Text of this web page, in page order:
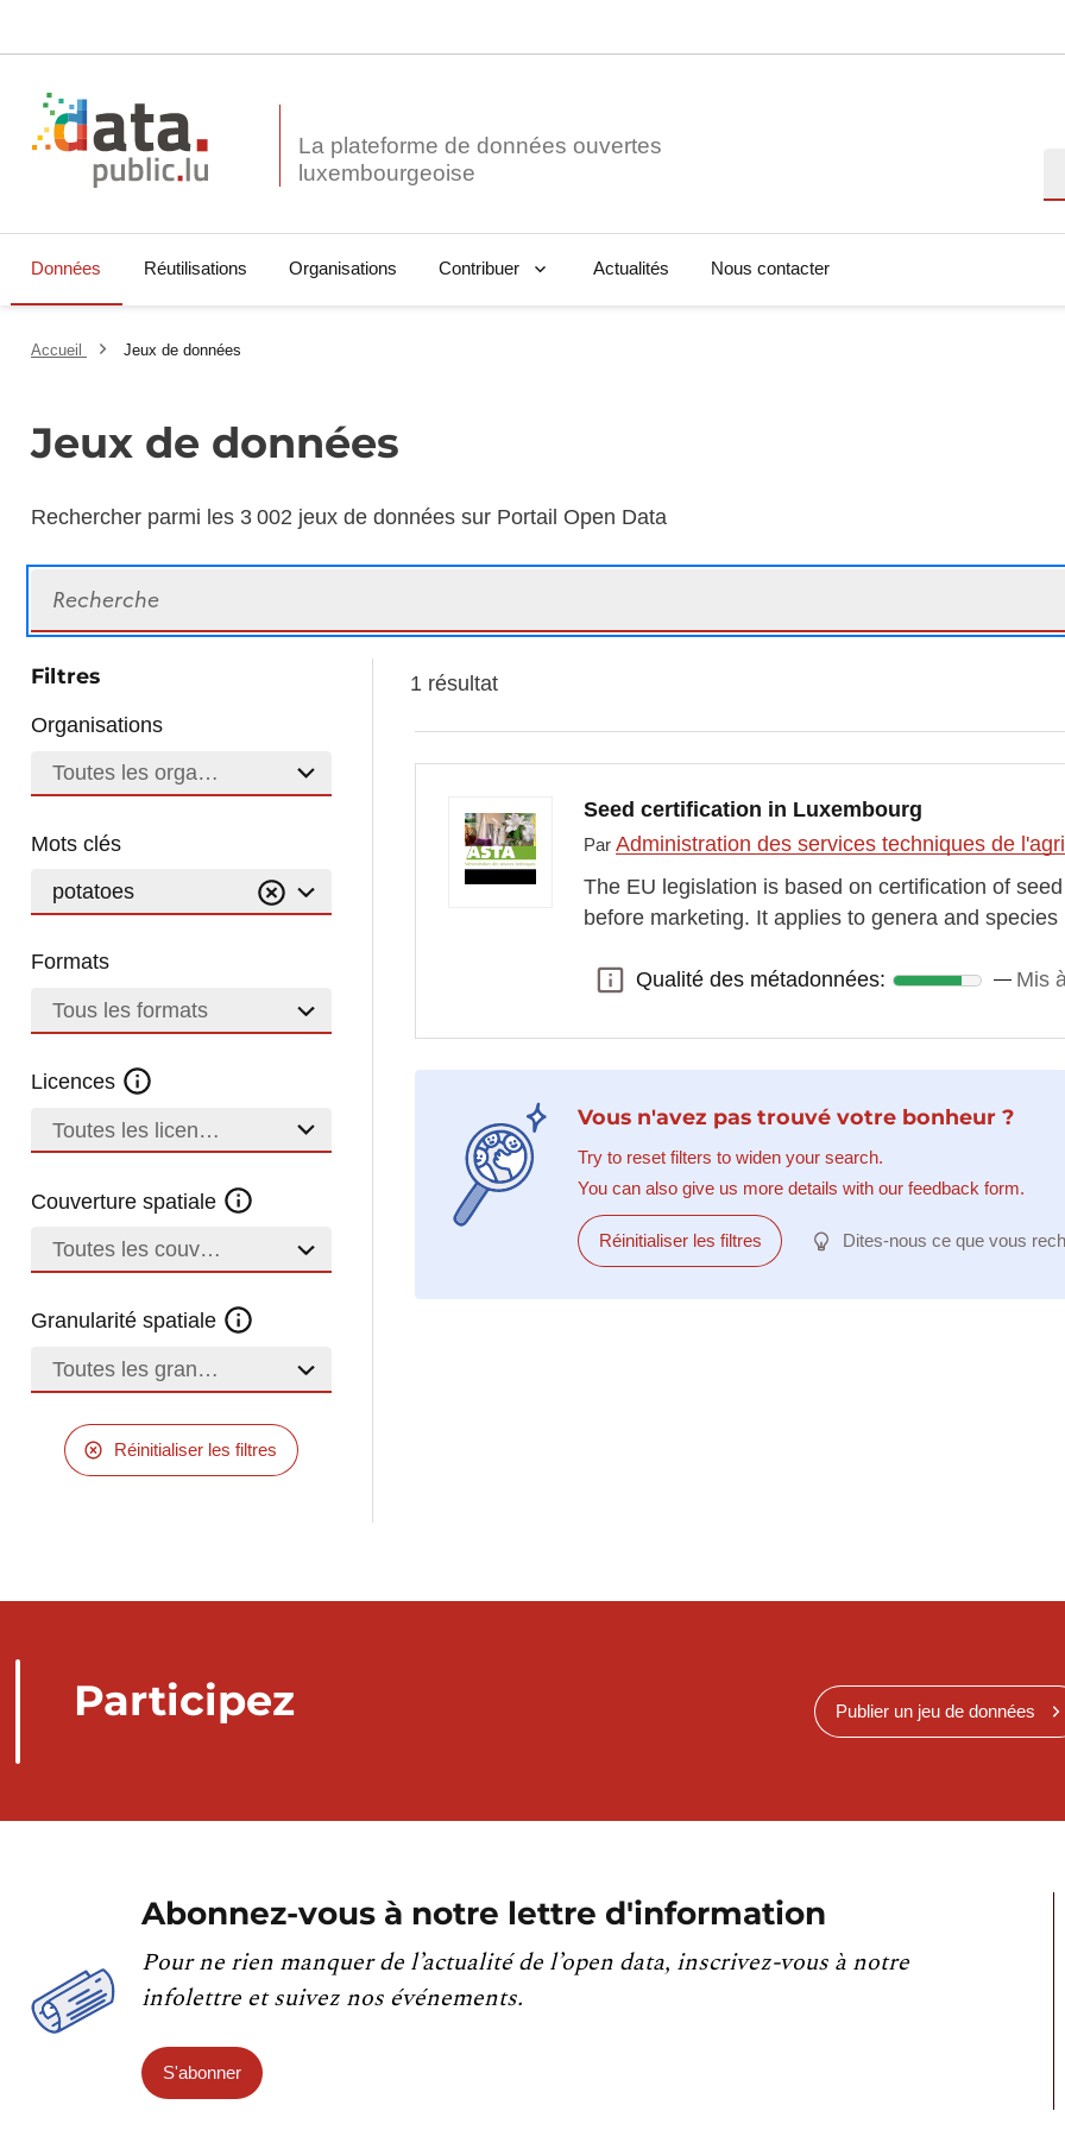
La plateforme de données ouvertes
Données Réutilisations Organisations Contribuer Actualités Nous contacter
Accueil Jeux de données
Jeux de données
Rechercher parmi les 3 002 jeux de données sur Portail Open Data
Filtres
Organisations
Toutes les organisations
Mots clés
potatoes
Formats
Tous les formats
Licences
Toutes les licences
Couverture spatiale
Toutes les couvertures
Granularité spatiale
Toutes les granularités
Réinitialiser les filtres
1 résultat
Seed certification in Luxembourg
ParAdministration des services techniques de
The EU legislation is based on certification of
before marketing. It applies to genera and
Qualité des métadonnées:
Qualité des métadonnées: Mis
Vous n'avez pas trouvé votre bonheur ?
Try to reset filters to widen your search.
You can also give us more details with our feedback form.
Réinitialiser les filtres Dites-nous ce que vous
Participez Publier un jeu de données
Abonnez-vous à notre lettre d'information
Pour ne rien manquer de l’actualité de l’open data, inscrivez-vous à notre
infolettre et suivez nos événements.
S'abonner